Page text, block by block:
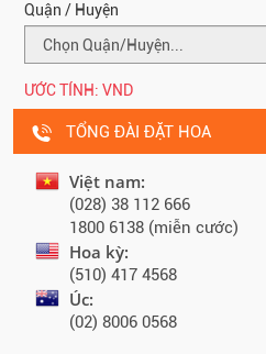
Quận / Huyện
ƯỚC TÍNH: VND
TỔNG ĐÀI ĐẶT HOA
Việt nam:
(028) 38 112 666
1800 6138 (miễn cước)
Hoa kỳ:
(510) 417 4568
Úc:
(02) 8006 0568